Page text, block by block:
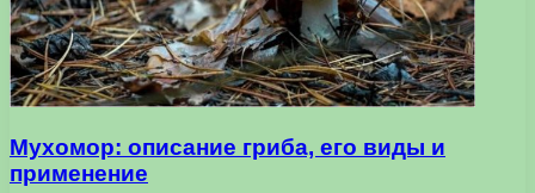
Мухомор: описание гриба, его виды и
применение